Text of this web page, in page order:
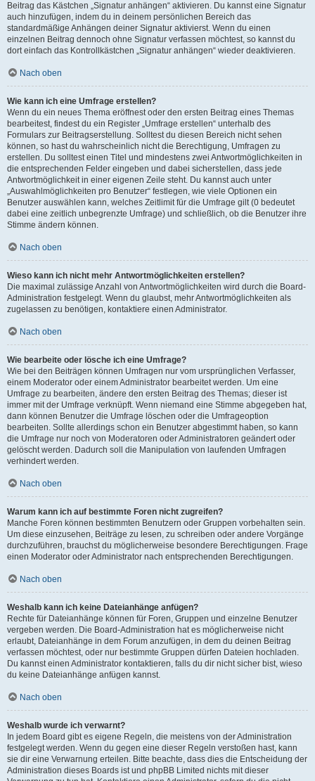
Beitrag das Kästchen „Signatur anhängen“ aktivieren. Du kannst eine Signatur
auch hinzufügen, indem du in deinem persönlichen Bereich das
standardmäßige Anhängen deiner Signatur aktivierst. Wenn du einen
einzelnen Beitrag dennoch ohne Signatur verfassen möchtest, so kannst du
dort einfach das Kontrollkästchen „Signatur anhängen“ wieder deaktivieren.
Nach oben
Wie kann ich eine Umfrage erstellen?
Wenn du ein neues Thema eröffnest oder den ersten Beitrag eines Themas
bearbeitest, findest du ein Register „Umfrage erstellen“ unterhalb des
Formulars zur Beitragserstellung. Solltest du diesen Bereich nicht sehen
können, so hast du wahrscheinlich nicht die Berechtigung, Umfragen zu
erstellen. Du solltest einen Titel und mindestens zwei Antwortmöglichkeiten in
die entsprechenden Felder eingeben und dabei sicherstellen, dass jede
Antwortmöglichkeit in einer eigenen Zeile steht. Du kannst auch unter
„Auswahlmöglichkeiten pro Benutzer“ festlegen, wie viele Optionen ein
Benutzer auswählen kann, welches Zeitlimit für die Umfrage gilt (0 bedeutet
dabei eine zeitlich unbegrenzte Umfrage) und schließlich, ob die Benutzer ihre
Stimme ändern können.
Nach oben
Wieso kann ich nicht mehr Antwortmöglichkeiten erstellen?
Die maximal zulässige Anzahl von Antwortmöglichkeiten wird durch die Board-
Administration festgelegt. Wenn du glaubst, mehr Antwortmöglichkeiten als
zugelassen zu benötigen, kontaktiere einen Administrator.
Nach oben
Wie bearbeite oder lösche ich eine Umfrage?
Wie bei den Beiträgen können Umfragen nur vom ursprünglichen Verfasser,
einem Moderator oder einem Administrator bearbeitet werden. Um eine
Umfrage zu bearbeiten, ändere den ersten Beitrag des Themas; dieser ist
immer mit der Umfrage verknüpft. Wenn niemand eine Stimme abgegeben hat,
dann können Benutzer die Umfrage löschen oder die Umfrageoption
bearbeiten. Sollte allerdings schon ein Benutzer abgestimmt haben, so kann
die Umfrage nur noch von Moderatoren oder Administratoren geändert oder
gelöscht werden. Dadurch soll die Manipulation von laufenden Umfragen
verhindert werden.
Nach oben
Warum kann ich auf bestimmte Foren nicht zugreifen?
Manche Foren können bestimmten Benutzern oder Gruppen vorbehalten sein.
Um diese einzusehen, Beiträge zu lesen, zu schreiben oder andere Vorgänge
durchzuführen, brauchst du möglicherweise besondere Berechtigungen. Frage
einen Moderator oder Administrator nach entsprechenden Berechtigungen.
Nach oben
Weshalb kann ich keine Dateianhänge anfügen?
Rechte für Dateianhänge können für Foren, Gruppen und einzelne Benutzer
vergeben werden. Die Board-Administration hat es möglicherweise nicht
erlaubt, Dateianhänge in dem Forum anzufügen, in dem du deinen Beitrag
verfassen möchtest, oder nur bestimmte Gruppen dürfen Dateien hochladen.
Du kannst einen Administrator kontaktieren, falls du dir nicht sicher bist, wieso
du keine Dateianhänge anfügen kannst.
Nach oben
Weshalb wurde ich verwarnt?
In jedem Board gibt es eigene Regeln, die meistens von der Administration
festgelegt werden. Wenn du gegen eine dieser Regeln verstoßen hast, kann
sie dir eine Verwarnung erteilen. Bitte beachte, dass dies die Entscheidung der
Administration dieses Boards ist und phpBB Limited nichts mit dieser